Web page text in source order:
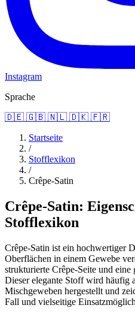
Instagram
Sprache
🇩🇪 🇬🇧 🇳🇱 🇩🇰 🇫🇷
Startseite
/
Stofflexikon
/
Crêpe-Satin
Crêpe-Satin:
Stofflexikon
Crêpe-Satin ist ein hochwertiger
Oberflächen in einem Gewebe
strukturierte Crêpe-Seite und eine
Dieser elegante Stoff wird häufig
Mischgeweben hergestellt und
Fall und vielseitige